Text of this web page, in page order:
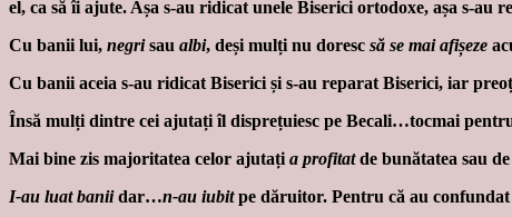
el, ca să îi ajute. Așa s-au ridicat unele Biserici ortodoxe, așa s-au
Cu banii lui, negrisau albi, deși mulți nu doresc să se mai afișeze
Cu banii aceia s-au ridicat Biserici și s-au reparat Biserici, iar
Însă mulți dintre cei ajutați îl disprețuiesc pe Becali…tocmai
Mai bine zis majoritatea celor ajutați a profitatde bunătatea sau
I-au luat baniidar…n-au iubitpe dăruitor. Pentru că au confundat